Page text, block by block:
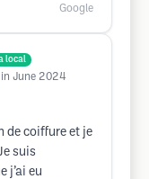
Google
local
in June 2024
de coiffure et je
suis
j’ai eu